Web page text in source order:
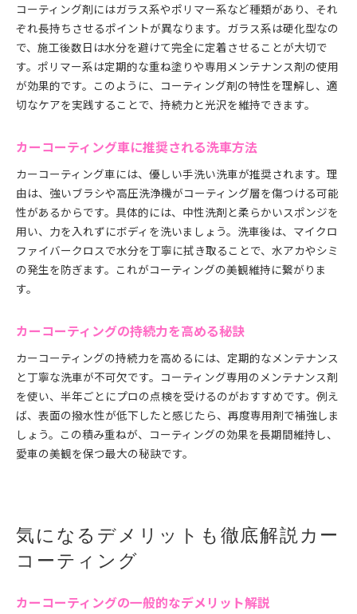
コーティング剤にはガラス系やポリマー系など種類があり、それ
ぞれ長持ちさせるポイントが異なります。ガラス系は硬化型なの
で、施工後数日は水分を避けて完全に定着させることが大切で
す。ポリマー系は定期的な重ね塗りや専用メンテナンス剤の使用
が効果的です。このように、コーティング剤の特性を理解し、適
切なケアを実践することで、持続力と光沢を維持できます。
カーコーティング車に推奨される洗車方法
カーコーティング車には、優しい手洗い洗車が推奨されます。理
由は、強いブラシや高圧洗浄機がコーティング層を傷つける可能
性があるからです。具体的には、中性洗剤と柔らかいスポンジを
用い、力を入れずにボディを洗いましょう。洗車後は、マイクロ
ファイバークロスで水分を丁寧に拭き取ることで、水アカやシミ
の発生を防ぎます。これがコーティングの美観維持に繋がりま
す。
カーコーティングの持続力を高める秘訣
カーコーティングの持続力を高めるには、定期的なメンテナンス
と丁寧な洗車が不可欠です。コーティング専用のメンテナンス剤
を使い、半年ごとにプロの点検を受けるのがおすすめです。例え
ば、表面の撥水性が低下したと感じたら、再度専用剤で補強しま
しょう。この積み重ねが、コーティングの効果を長期間維持し、
愛車の美観を保つ最大の秘訣です。
気になるデメリットも徹底解説カー
コーティング
カーコーティングの一般的なデメリット解説